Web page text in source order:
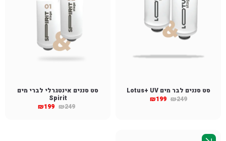
סט סננים לבר מים Lotus+ UV
₪249
₪199
סט סננים אינטגרלי לברי מים
Spirit
₪249
₪199